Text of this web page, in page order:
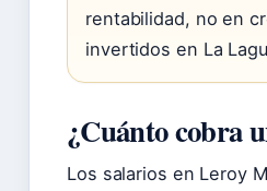
rentabilidad, no en
invertidos en La
¿Cuánto cobra
Los salarios en Leroy